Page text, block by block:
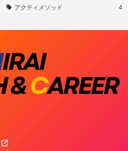
アクティメソッド 4